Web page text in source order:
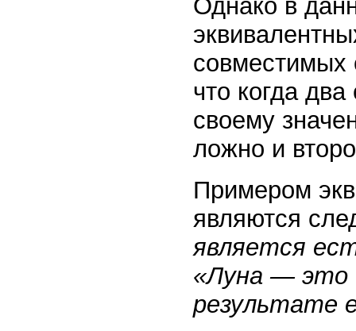
Однако в
совместимых
что когда
своему
ложно и
Примером
являются
является
«Луна — это
результате